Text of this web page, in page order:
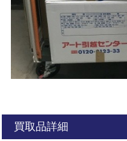
買取品詳細